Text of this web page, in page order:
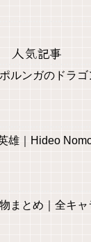
人気記事
ルンガのドラ
雄｜Hideo
まとめ｜全キ